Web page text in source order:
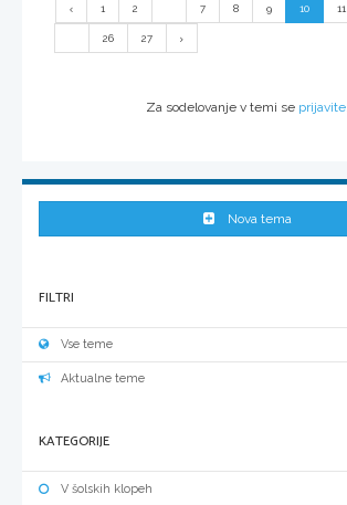
1 2 7 8 9 10 11
26 27
Za sodelovanje v temi se prijavite
Nova tema
FILTRI
Vse teme
Aktualne teme
KATEGORIJE
V šolskih klopeh